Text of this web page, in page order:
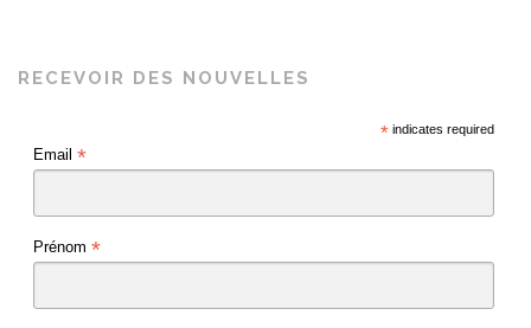
RECEVOIR DES NOUVELLES
*indicates required
Email *
Prénom *